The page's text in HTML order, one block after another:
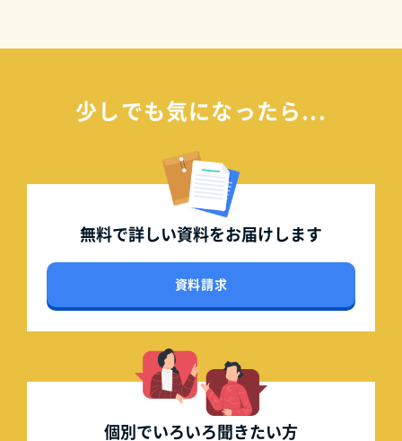
少しでも気になったら...
無料で詳しい資料をお届けします
資料請求
個別でいろいろ聞きたい方